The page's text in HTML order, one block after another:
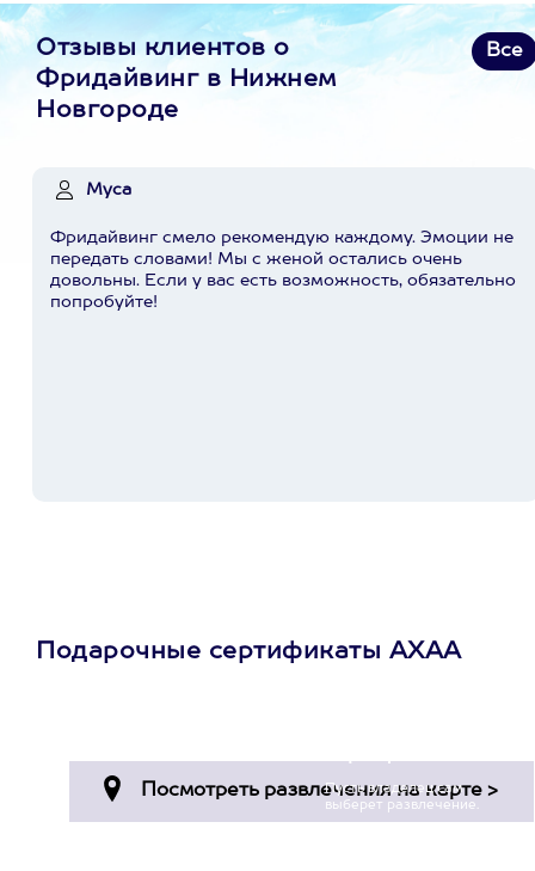
Отзывы клиентов о
Фридайвинг в Нижнем
Новгороде
Все
Муса
Фридайвинг смело рекомендую каждому. Эмоции не
передать словами! Мы с женой остались очень
довольны. Если у вас есть возможность, обязательно
попробуйте!
Подарочные сертификаты АХАА
Пусть владелец сам
выберет развлечение.